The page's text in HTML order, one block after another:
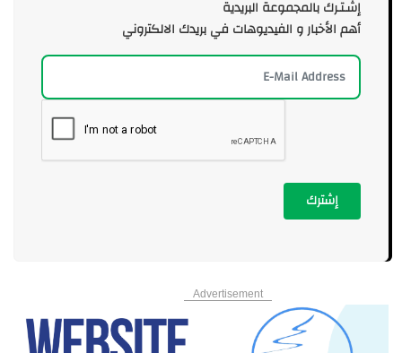
إشـتـرك بالمجموعة البريدية
أهم الأخبار و الفيديوهات في بريدك الالكتروني
إشترك
Advertisement